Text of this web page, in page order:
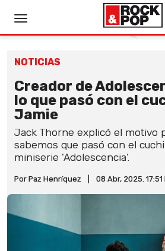
NOTICIAS
Creador de
lo que pasó con el
Jamie
Jack Thorne explicó el motivo
sabemos que pasó con el
miniserie 'Adolescencia'.
Por Paz Henríquez 08 Abr, 2025. 17:51